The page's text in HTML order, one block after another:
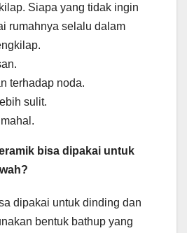
Siapa yang tidak ingin
rumahnya selalu dalam
terhadap noda.
sulit.
bisa dipakai untuk
dipakai untuk dinding dan
bentuk bathup yang